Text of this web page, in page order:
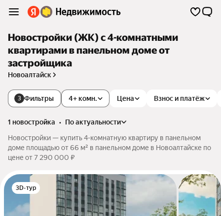
Новостройки (ЖК) с 4-комнатными
квартирами в панельном доме от
застройщика
Новоалтайск
3 Фильтры Цена Взнос и платёж
4+ комн.
1 новостройка •
по актуальности
Новостройки — купить 4-комнатную квартиру в панельном
доме площадью от 66 м² в панельном доме в Новоалтайске по
цене от 7 290 000 ₽
3D-тур